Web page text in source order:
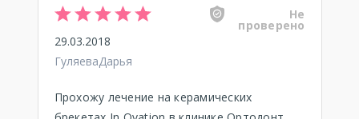
Не
проверено
29.03.2018
ГуляеваДарья
Прохожу лечение на керамических